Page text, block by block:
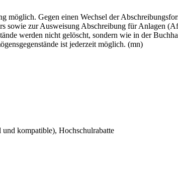
möglich. Gegen einen Wechsel der
sowie zur Ausweisung Abschreibung für Anlagen
werden nicht gelöscht, sondern wie in der
ist jederzeit möglich. (mn)
kompatible), Hochschulrabatte